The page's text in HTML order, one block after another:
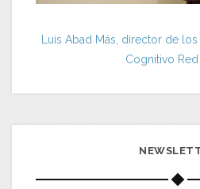
Luis Abad Más, director de
Cognitivo Red